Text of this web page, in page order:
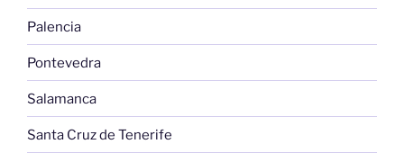
Palencia
Pontevedra
Salamanca
Santa Cruz de Tenerife